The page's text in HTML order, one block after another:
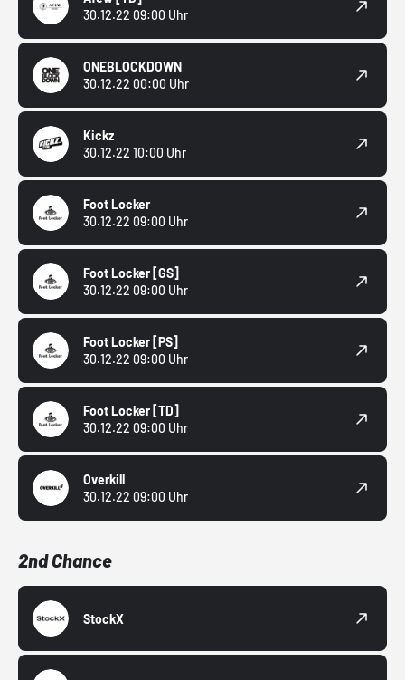
30.12.22 09:00 Uhr
ONEBLOCKDOWN
30.12.22 00:00 Uhr
Kickz
30.12.22 10:00 Uhr
Foot Locker
30.12.22 09:00 Uhr
Foot Locker [GS]
30.12.22 09:00 Uhr
Foot Locker [PS]
30.12.22 09:00 Uhr
Foot Locker [TD]
30.12.22 09:00 Uhr
Overkill
30.12.22 09:00 Uhr
2nd Chance
StockX